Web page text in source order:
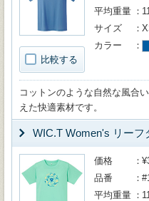
比較する
平均重量
サイズ
カラー
コットンのような自然な風合
えた快適素材です。
WIC.T Women's リーフ
価格
品番
平均重量